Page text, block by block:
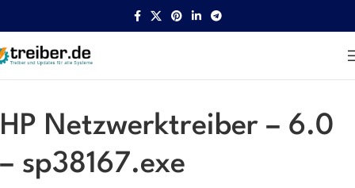
Startseite HP Netzwerk
HP Netzwerktreiber – 6.0
– sp38167.exe